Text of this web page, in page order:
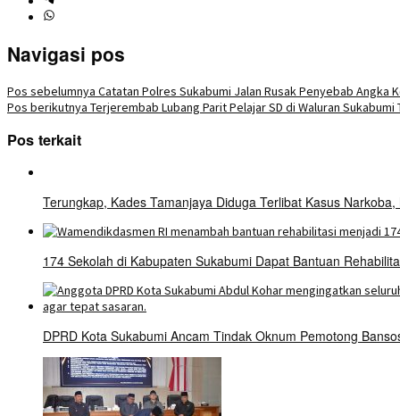
Navigasi pos
Pos sebelumnya Catatan Polres Sukabumi Jalan Rusak Penyebab Angka
Pos berikutnya Terjerembab Lubang Parit Pelajar SD di Waluran Sukabumi
Pos terkait
Terungkap, Kades Tamanjaya Diduga Terlibat Kasus
174 Sekolah di Kabupaten Sukabumi Dapat Bantuan
DPRD Kota Sukabumi Ancam Tindak Oknum Pemotong